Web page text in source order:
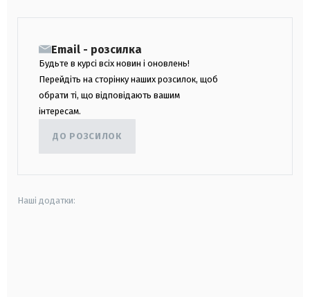
Email - розсилка
Будьте в курсі всіх новин і оновлень!
Перейдіть на сторінку наших розсилок, щоб
обрати ті, що відповідають вашим
інтересам.
ДО РОЗСИЛОК
Наші додатки: